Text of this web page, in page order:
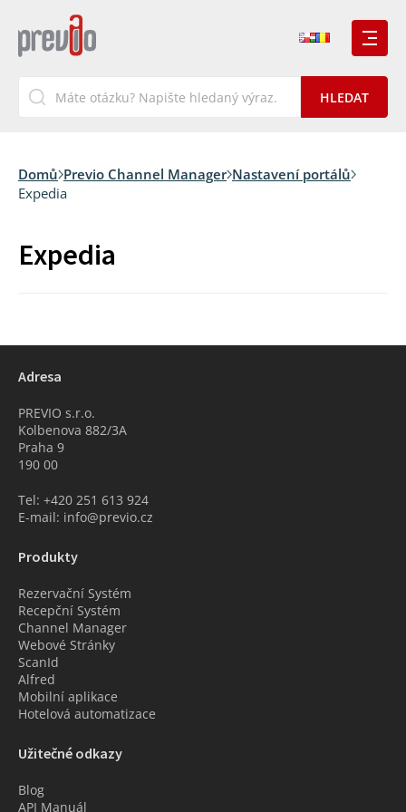
Domů Previo Channel Manager Nastavení portálů
Expedia
Expedia
Adresa
PREVIO s.r.o.
Kolbenova 882/3A
Praha 9
190 00
Tel: +420 251 613 924
E-mail: info@previo.cz
Produkty
Rezervační Systém
Recepční Systém
Channel Manager
Webové Stránky
ScanId
Alfred
Mobilní aplikace
Hotelová automatizace
Užitečné odkazy
Blog
API Manuál